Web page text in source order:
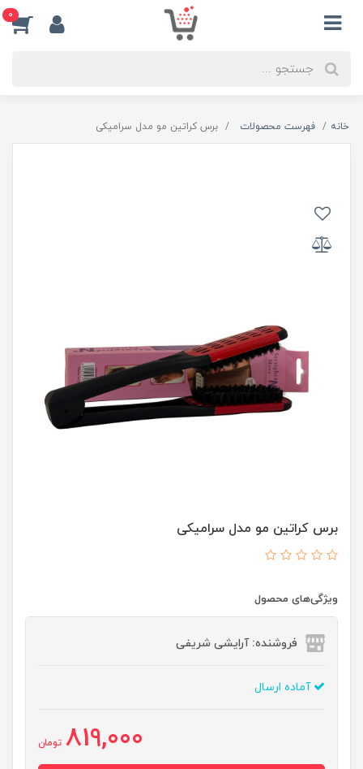
0
خانه فهرست محصولات برس کراتین مو مدل سرامیکی
برس کراتین مو مدل سرامیکی
ویژگی‌های محصول
فروشنده: آرایشی شریفی
آماده ارسال
819,000 تومان